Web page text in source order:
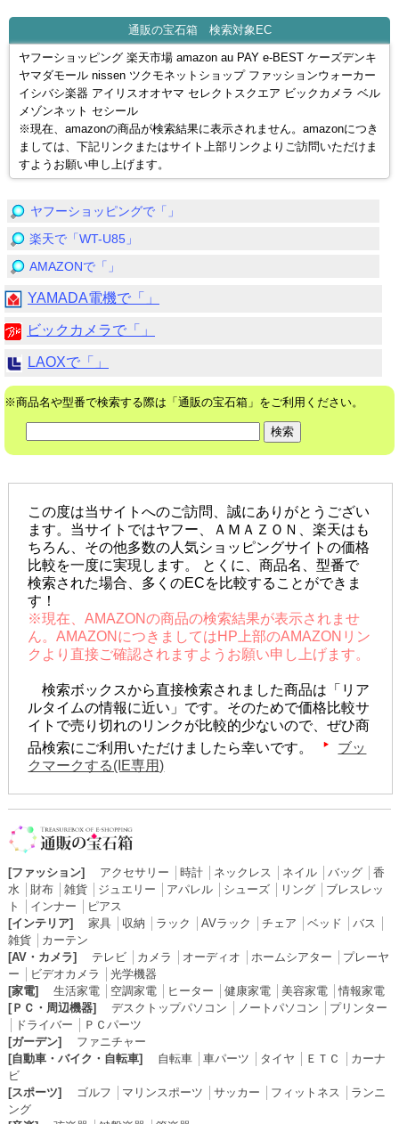
通販の宝石箱 検索対象EC
ヤフーショッピング 楽天市場 amazon au PAY e-BEST ケーズデンキ
ヤマダモール nissen ツクモネットショップ ファッションウォーカー
イシバシ楽器 アイリスオオヤマ セレクトスクエア ビックカメラ ベル
メゾンネット セシール
※現在、amazonの商品が検索結果に表示されません。amazonにつき
ましては、下記リンクまたはサイト上部リンクよりご訪問いただけま
すようお願い申し上げます。
ヤフーショッピングで「」
楽天で「WT-U85」
AMAZONで「」
YAMADA電機で「」
ビックカメラで「」
LAOXで「」
※商品名や型番で検索する際は「通販の宝石箱」をご利用ください。
この度は当サイトへのご訪問、誠にありがとうござい
ます。当サイトではヤフー、ＡＭＡＺＯＮ、楽天はも
ちろん、その他多数の人気ショッピングサイトの価格
比較を一度に実現します。 とくに、商品名、型番で
検索された場合、多くのECを比較することができま
す！
※現在、AMAZONの商品の検索結果が表示されませ
ん。AMAZONにつきましてはHP上部のAMAZONリン
クより直接ご確認されますようお願い申し上げます。
検索ボックスから直接検索されました商品は「リア
ルタイムの情報に近い」です。そのためで価格比較サ
イトで売り切れのリンクが比較的少ないので、ぜひ商
品検索にご利用いただけましたら幸いです。
ブッ
クマークする(IE専用)
[ファッション] アクセサリー 時計│ ネックレス ネイル│ バッグ│ 香
水
財布│ 雑貨│ ジュエリー アパレル│ シューズ│ リング│ ブレスレッ
ト
インナー
ピアス
[インテリア]
家具│ 収納 ラック AVラック チェア ベッド バス
雑貨│ カーテン
[AV・カメラ]
テレビ│ カメラ オーディオ ホームシアター
プレーヤ
ー
ビデオカメラ
光学機器
[家電]
生活家電│ 空調家電│ ヒーター 健康家電│ 美容家電│情報家電
[ＰＣ・周辺機器]
デスクトップパソコン ノートパソコン
プリンター
ドライバー
ＰＣパーツ
[ガーデン]
ファニチャー
[自動車・バイク・自転車]
自転車│ 車パーツ タイヤ ＥＴＣ
カーナ
ビ
[スポーツ]
ゴルフ マリンスポーツ サッカー フィットネス
ランニ
ング